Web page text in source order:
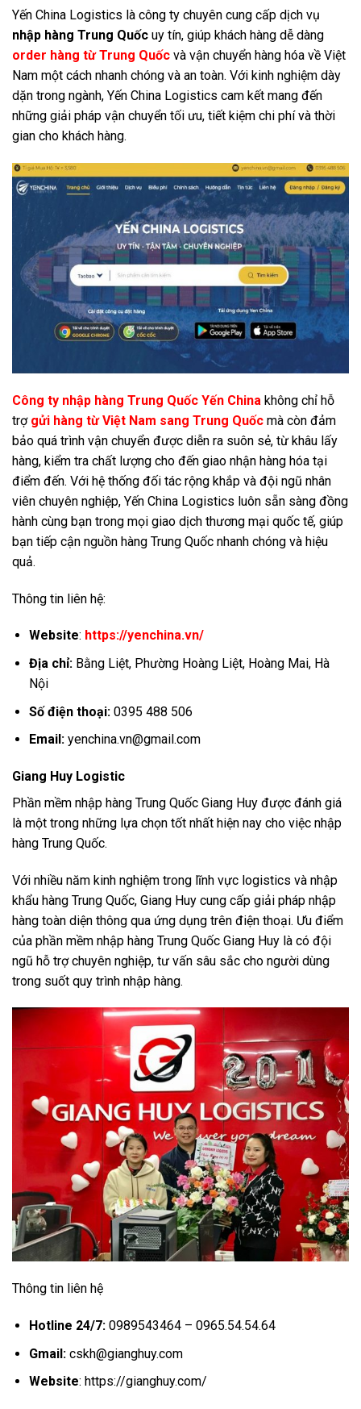
Yến China Logistics là công ty chuyên cung cấp dịch vụ
nhập hàng Trung Quốc uy tín, giúp khách hàng dễ dàng
order hàng từ Trung Quốc và vận chuyển hàng hóa về Việt
Nam một cách nhanh chóng và an toàn. Với kinh nghiệm dày
dặn trong ngành, Yến China Logistics cam kết mang đến
những giải pháp vận chuyển tối ưu, tiết kiệm chi phí và thời
gian cho khách hàng.
Công ty nhập hàng Trung Quốc Yến China không chỉ hỗ
trợ gửi hàng từ Việt Nam sang Trung Quốc mà còn đảm
bảo quá trình vận chuyển được diễn ra suôn sẻ, từ khâu lấy
hàng, kiểm tra chất lượng cho đến giao nhận hàng hóa tại
điểm đến. Với hệ thống đối tác rộng khắp và đội ngũ nhân
viên chuyên nghiệp, Yến China Logistics luôn sẵn sàng đồng
hành cùng bạn trong mọi giao dịch thương mại quốc tế, giúp
bạn tiếp cận nguồn hàng Trung Quốc nhanh chóng và hiệu
quả.
Thông tin liên hệ:
Website: https://yenchina.vn/
Địa chỉ:Bằng Liệt, Phường Hoàng Liệt, Hoàng Mai, Hà
Nội
Số điện thoại:0395 488 506
Email: yenchina.vn@gmail.com
Giang Huy Logistic
Phần mềm nhập hàng Trung Quốc Giang Huy được đánh giá
là một trong những lựa chọn tốt nhất hiện nay cho việc nhập
hàng Trung Quốc.
Với nhiều năm kinh nghiệm trong lĩnh vực logistics và nhập
khẩu hàng Trung Quốc, Giang Huy cung cấp giải pháp nhập
hàng toàn diện thông qua ứng dụng trên điện thoại. Ưu điểm
của phần mềm nhập hàng Trung Quốc Giang Huy là có đội
ngũ hỗ trợ chuyên nghiệp, tư vấn sâu sắc cho người dùng
trong suốt quy trình nhập hàng.
Thông tin liên hệ
Hotline 24/7:0989543464 – 0965.54.54.64
Gmail: cskh@gianghuy.com
Website: https://gianghuy.com/